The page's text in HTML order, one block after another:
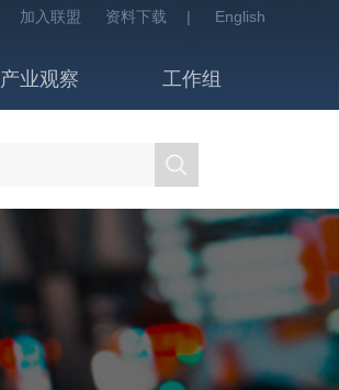
加入联盟 资料下载 | English
产业观察
工作组